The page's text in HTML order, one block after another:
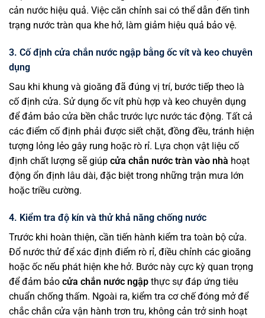
cản nước hiệu quả. Việc căn chỉnh sai có thể dẫn đến tình
trạng nước tràn qua khe hở, làm giảm hiệu quả bảo vệ.
3. Cố định cửa chắn nước ngập bằng ốc vít và keo chuyên
dụng
Sau khi khung và gioăng đã đúng vị trí, bước tiếp theo là
cố định cửa. Sử dụng ốc vít phù hợp và keo chuyên dụng
để đảm bảo cửa bền chắc trước lực nước tác động. Tất cả
các điểm cố định phải được siết chặt, đồng đều, tránh hiện
tượng lỏng lẻo gây rung hoặc rò rỉ. Lựa chọn vật liệu cố
định chất lượng sẽ giúp cửa chắn nước tràn vào nhà hoạt
động ổn định lâu dài, đặc biệt trong những trận mưa lớn
hoặc triều cường.
4. Kiểm tra độ kín và thử khả năng chống nước
Trước khi hoàn thiện, cần tiến hành kiểm tra toàn bộ cửa.
Đổ nước thử để xác định điểm rò rỉ, điều chỉnh các gioăng
hoặc ốc nếu phát hiện khe hở. Bước này cực kỳ quan trọng
để đảm bảo cửa chắn nước ngập thực sự đáp ứng tiêu
chuẩn chống thấm. Ngoài ra, kiểm tra cơ chế đóng mở để
chắc chắn cửa vận hành trơn tru, không cản trở sinh hoạt